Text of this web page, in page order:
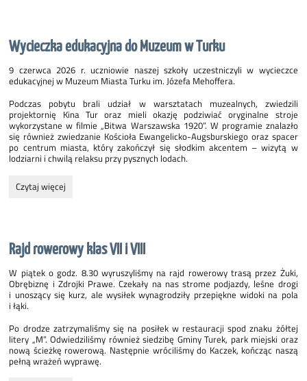
Ortografii":
Wycieczka edukacyjna do Muzeum w Turku
9 czerwca 2026 r. uczniowie naszej szkoły uczestniczyli w wycieczce
edukacyjnej w Muzeum Miasta Turku im. Józefa Mehoffera.
Podczas pobytu brali udział w warsztatach muzealnych, zwiedzili
projektornię Kina Tur oraz mieli okazję podziwiać oryginalne stroje
wykorzystane w filmie „Bitwa Warszawska 1920”. W programie znalazło
się również zwiedzanie Kościoła Ewangelicko-Augsburskiego oraz spacer
po centrum miasta, który zakończył się słodkim akcentem – wizytą w
lodziarni i chwilą relaksu przy pysznych lodach.
Wycieczka
w
Turku:
Czytaj więcej
Rajd rowerowy klas VII i VIII
W piątek o godz. 8.30 wyruszyliśmy na rajd rowerowy trasą przez Żuki,
Obrębiznę i Zdrojki Prawe. Czekały na nas strome podjazdy, leśne drogi
i unoszący się kurz, ale wysiłek wynagrodziły przepiękne widoki na pola
i łąki.
Po drodze zatrzymaliśmy się na posiłek w restauracji spod znaku żółtej
litery „M”. Odwiedziliśmy również siedzibę Gminy Turek, park miejski oraz
nową ścieżkę rowerową. Następnie wróciliśmy do Kaczek, kończąc naszą
pełną wrażeń wyprawę.